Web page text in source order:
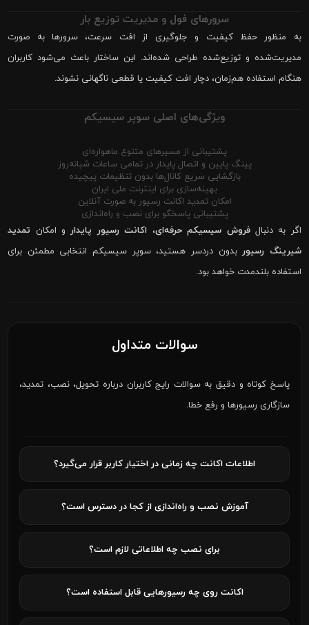
سرورهای فول و مدیریت توزیع بار
به منظور حفظ کیفیت و جلوگیری از افت سرعت، سرورها به صورت
مدیریت‌شده و توزیع‌شده طراحی شده‌اند. این ساختار باعث می‌شود کاربران
هنگام استفاده هم‌زمان، دچار افت کیفیت یا قطعی ناگهانی نشوند.
ویژگی‌های اصلی سوپر سیسیکم
پشتیبانی از مسیرهای متنوع ماهواره‌ای
پینگ پایین و اتصال پایدار در تمامی ساعات شبانه‌روز
بازگشایی سریع کانال‌ها بدون تنظیمات پیچیده
بهینه‌سازی برای اینترنت ملی ایران
امکان تمدید اکانت رسیور به صورت آنلاین
پشتیبانی پاسخگو برای نصب و راه‌اندازی
اگر به دنبالفروش سیسیکم حرفه‌ای، اکانت رسیور پایدارو امکان تمدید
شیرینگ رسیوربدون دردسر هستید، سوپر سیسیکم انتخابی مطمئن برای
استفاده بلندمدت خواهد بود.
سوالات متداول
پاسخ کوتاه و دقیق به سوالات رایج کاربران درباره تحویل، نصب، تمدید،
سازگاری رسیورها و رفع خطا.
اطلاعات اکانت چه زمانی در اختیار کاربر قرار می‌گیرد؟
آموزش نصب و راه‌اندازی از کجا در دسترس است؟
برای نصب چه اطلاعاتی لازم است؟
اکانت روی چه رسیورهایی قابل استفاده است؟